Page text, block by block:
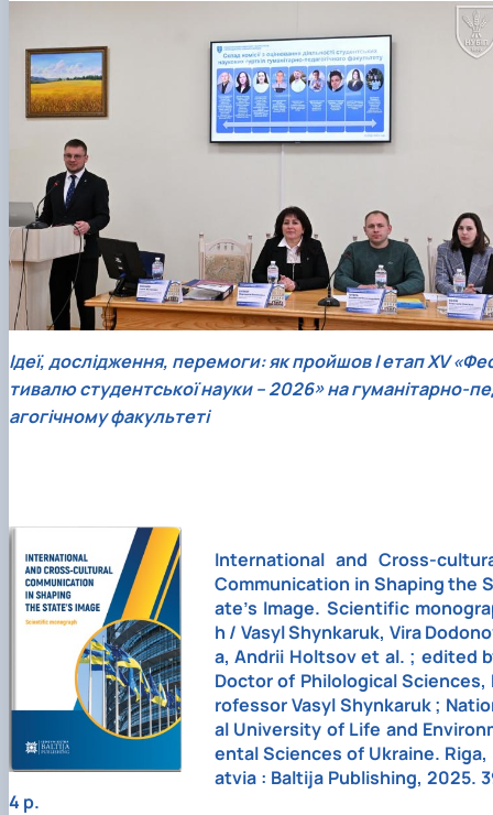
Ідеї, дослідження, перемоги: як пройшов І етап ХV
тивалю студентської науки – 2026» на гуманітарно-
агогічному факультеті
International and Cross-
Communication in Shaping the
ate’s Image. Scientific
h / Vasyl Shynkaruk, Vira
a, Andrii Holtsov et al. ; edited
Doctor of Philological Sciences,
rofessor Vasyl Shynkaruk ;
al University of Life and
ental Sciences of Ukraine. Riga,
atvia : Baltija Publishing, 2025.
4 p.